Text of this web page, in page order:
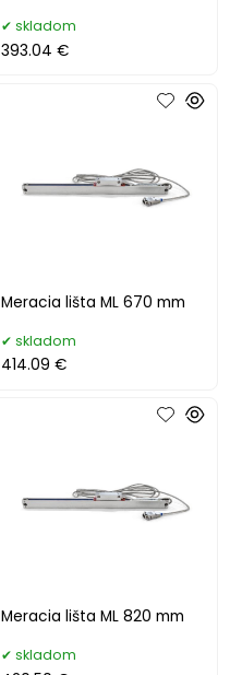
skladom
393.04 €
Meracia lišta ML 670 mm
skladom
414.09 €
Meracia lišta ML 820 mm
skladom